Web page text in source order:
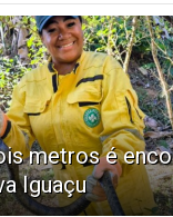
metros é
Iguaçu